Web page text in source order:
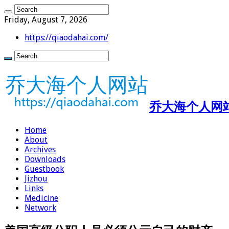
Friday, August 7, 2026
https://qiaodahai.com/
乔大海个人
Home
About
Archives
Downloads
Guestbook
Jizhou
Links
Medicine
Network